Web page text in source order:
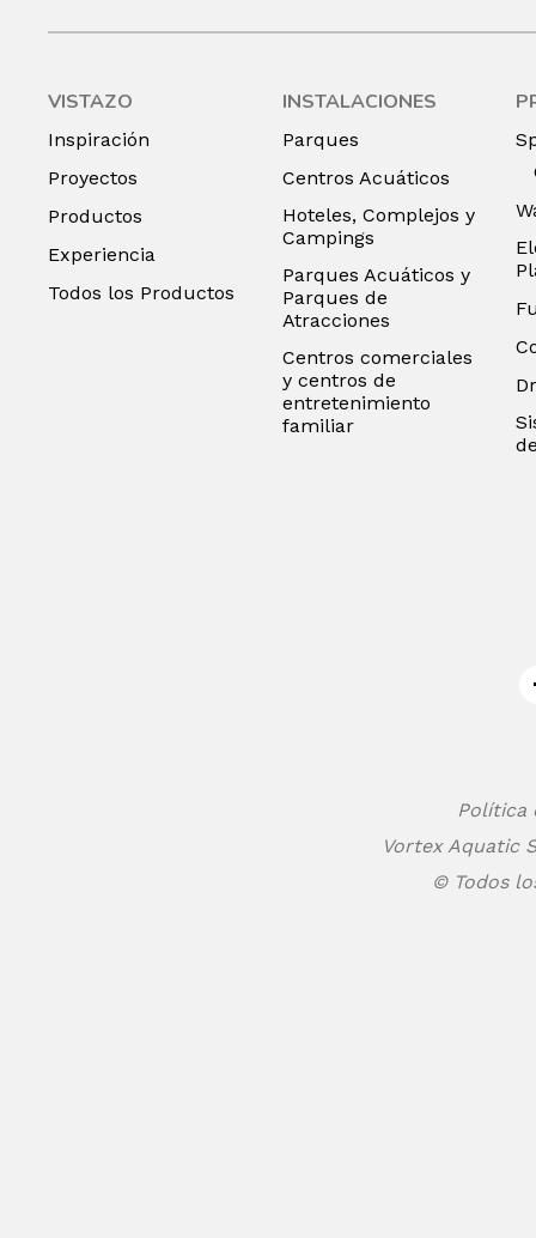
VISTAZO
Inspiración
Proyectos
Productos
Experiencia
Todos los Productos
INSTALACIONES
Parques
Centros Acuáticos
Hoteles, Complejos y
Campings
Parques Acuáticos y
Parques de
Atracciones
Centros comerciales
y centros de
entretenimiento
familiar
Política
Vortex Aquatic
© Todos